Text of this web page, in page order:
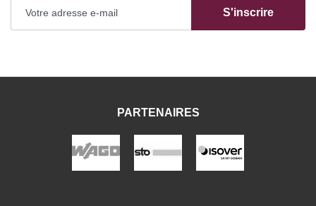
S'inscrire
PARTENAIRES